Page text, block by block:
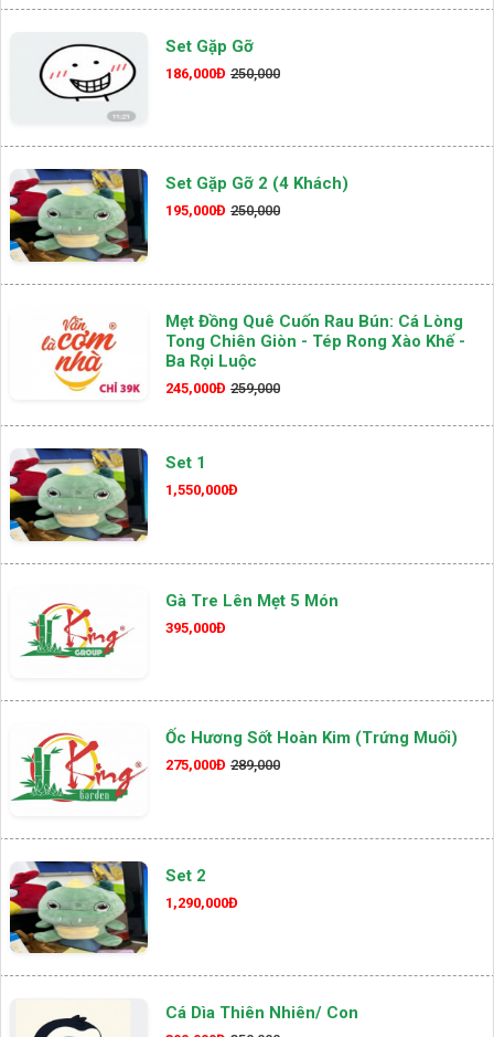
Set Gặp Gỡ
186,000Đ 250,000
Set Gặp Gỡ 2 (4 Khách)
195,000Đ 250,000
Mẹt Đồng Quê Cuốn Rau Bún: Cá Lòng
Tong Chiên Giòn - Tép Rong Xào Khế -
Ba Rọi Luộc
245,000Đ 259,000
Set 1
1,550,000Đ
Gà Tre Lên Mẹt 5 Món
395,000Đ
Ốc Hương Sốt Hoàn Kim (Trứng Muối)
275,000Đ 289,000
Set 2
1,290,000Đ
Cá Dìa Thiên Nhiên/ Con